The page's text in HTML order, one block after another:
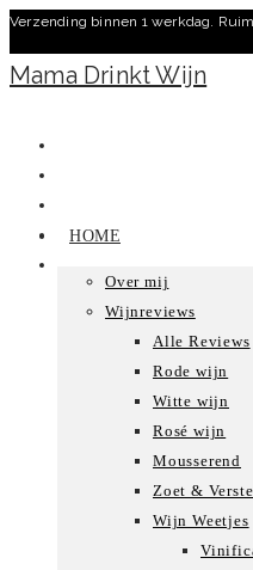
Ga
naar
inhoud
Verzending binnen 1 werkdag.
Mama Drinkt Wijn
HOME
Over mij
Wijnreviews
Alle Reviews
Rode wijn
Witte wijn
Rosé wijn
Mousserend
Zoet &
Wijn Weetjes